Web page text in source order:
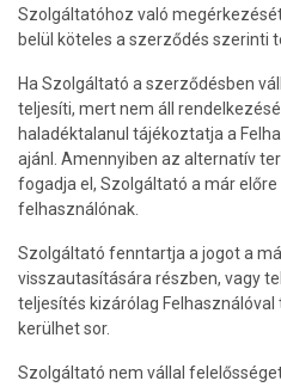
Szolgáltatóhoz való
belül köteles a szerződés szerinti
Ha Szolgáltató a szerződésben
teljesíti, mert nem áll
haladéktalanul tájékoztatja a
ajánl. Amennyiben az alternatív
fogadja el, Szolgáltató a már
felhasználónak.
Szolgáltató fenntartja a jogot a
visszautasítására részben, vagy
teljesítés kizárólag
kerülhet sor.
Szolgáltató nem vállal